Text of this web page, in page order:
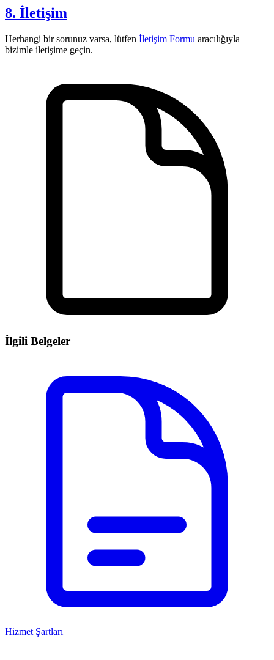
8. İletişim
Herhangi bir sorunuz varsa, lütfen İletişim Formu aracılığıyla
bizimle iletişime geçin.
İlgili Belgeler
Hizmet Şartları